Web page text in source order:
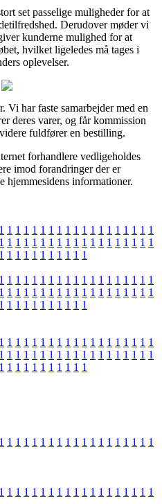
set passelige muligheder for at
Derudover møder vi
kunderne mulighed for at
hvilket ligeledes må tages i
oplevelser.
Vi har faste samarbejder med en
deres varer, og får kommission
fuldfører en bestilling.
forhandlere vedligeholdes
imod forandringer der er
hjemmesidens informationer.
1 1 1 1 1 1 1 1 1 1 1 1 1 1 1 1 1 1 1
1 1 1 1 1 1 1 1 1 1 1 1 1 1 1 1 1 1 1
1 1 1 1 1 1 1 1 1 1 1
1 1 1 1 1 1 1 1 1 1 1 1 1 1 1 1 1 1 1
1 1 1 1 1 1 1 1 1 1 1 1 1 1 1 1 1 1 1
1 1 1 1 1 1 1 1 1 1 1
1 1 1 1 1 1 1 1 1 1 1 1 1 1 1 1 1 1 1
1 1 1 1 1 1 1 1 1 1 1 1 1 1 1 1 1 1 1
1 1 1 1 1 1 1 1 1 1 1
1 1 1 1 1 1 1 1 1 1 1 1 1 1 1 1 1 1 1
1 1 1 1 1 1 1 1 1 1 1 1 1 1 1 1 1 1 1